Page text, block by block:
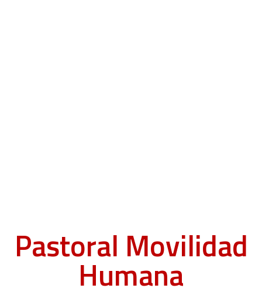
Pastoral Movilidad
Humana